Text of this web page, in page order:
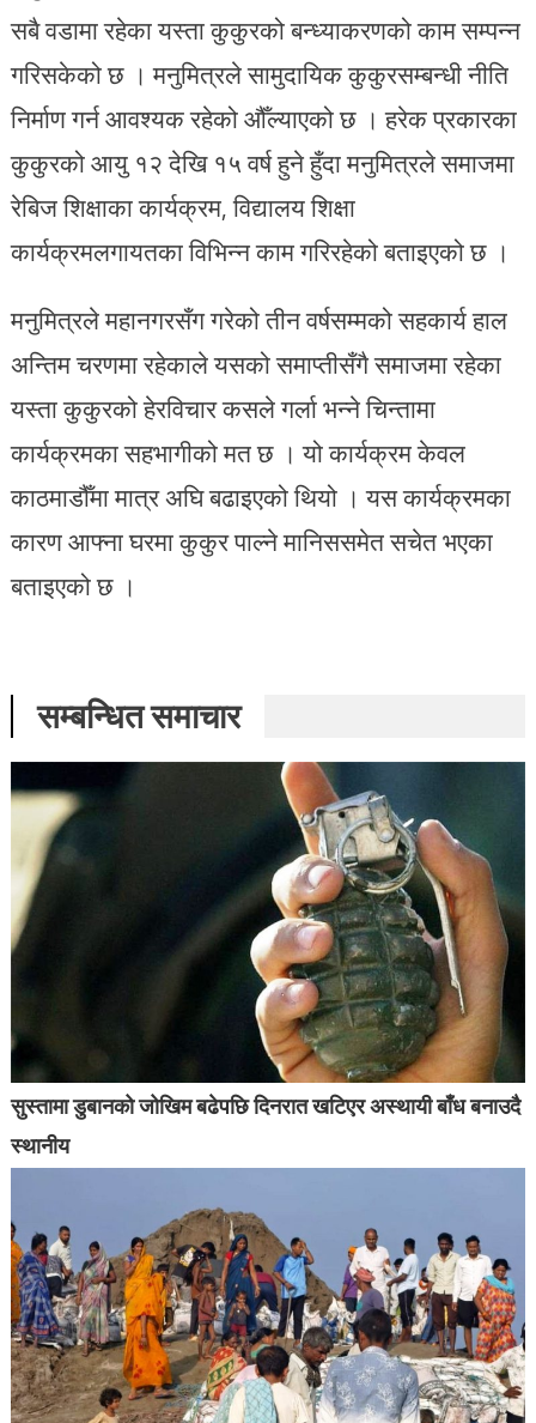
सबै वडामा रहेका यस्ता कुकुरको बन्ध्याकरणको काम सम्पन्न
गरिसकेको छ । मनुमित्रले सामुदायिक कुकुरसम्बन्धी नीति
निर्माण गर्न आवश्यक रहेको औँल्याएको छ । हरेक प्रकारका
कुकुरको आयु १२ देखि १५ वर्ष हुने हुँदा मनुमित्रले समाजमा
रेबिज शिक्षाका कार्यक्रम, विद्यालय शिक्षा
कार्यक्रमलगायतका विभिन्न काम गरिरहेको बताइएको छ ।
मनुमित्रले महानगरसँग गरेको तीन वर्षसम्मको सहकार्य हाल
अन्तिम चरणमा रहेकाले यसको समाप्तीसँगै समाजमा रहेका
यस्ता कुकुरको हेरविचार कसले गर्ला भन्ने चिन्तामा
कार्यक्रमका सहभागीको मत छ । यो कार्यक्रम केवल
काठमाडौँमा मात्र अघि बढाइएको थियो । यस कार्यक्रमका
कारण आफ्ना घरमा कुकुर पाल्ने मानिससमेत सचेत भएका
बताइएको छ ।
सम्बन्धित समाचार
सुस्तामा डुबानको जोखिम बढेपछि दिनरात खटिएर अस्थायी बाँध बनाउदै
स्थानीय